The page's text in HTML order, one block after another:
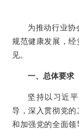
为推动行业协
规范健康发展，
见。
一、总体要求
坚持以习近
导，深入贯彻党
和加强党的全面